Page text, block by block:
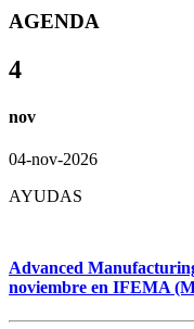
AGENDA
4
nov
04-nov-2026
AYUDAS
Advanced
noviembre en IFEMA